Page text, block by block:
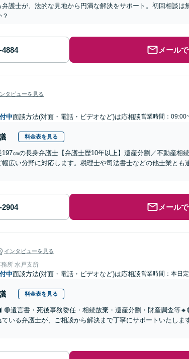
護士が、法的な見地から円満な解決をサポート。初回相談は
メール
タビューを見る
中面談方法(対面・電話・ビデオなど)は応相談営業時間：
料金表を見る
197㎝の長身弁護士【弁護士歴10年以上】遺産分割／不動産相
広い分野に対応します。税理士や司法書士などの他士業とも
メール
インタビューを見る
所 水戸支所
中面談方法(対面・電話・ビデオなど)は応相談営業時間：本日定
料金表を見る
遺言書・死後事務委任・相続放棄・遺産分割・財産調査等🔸
いる弁護士が、ご相談から解決まで丁寧にサポートいたしま